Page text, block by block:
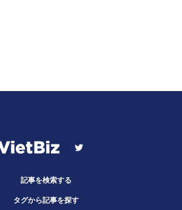
記事を検索する
タグから記事を探す